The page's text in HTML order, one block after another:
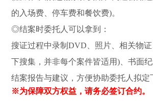
的入场费、停车费和餐饮费)。
◎结案时委托人可以拿到：
搜证过程中录制DVD、照片、相关物
下搜集，并非每个案件皆适用)、书面
结案报告与建议，方便协助委托人拟定
※为保障双方权益，请务必签订合约。